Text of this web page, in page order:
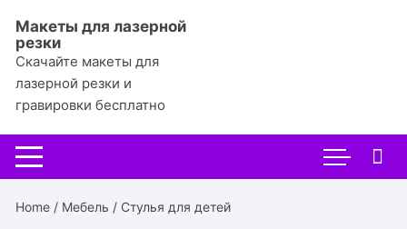
содержимому
Макеты для лазерной
резки
Скачайте макеты для
лазерной резки и
гравировки бесплатно
Home / Мебель / Стулья для детей